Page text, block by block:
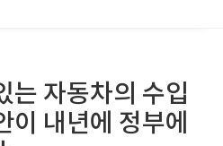
는 자동차의 수입
이 내년에 정부에